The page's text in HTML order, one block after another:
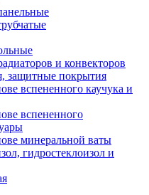
и конвекторов
защитные покрытия
вспененного каучука и
вспененного
минеральной ваты
гидростеклоизол и